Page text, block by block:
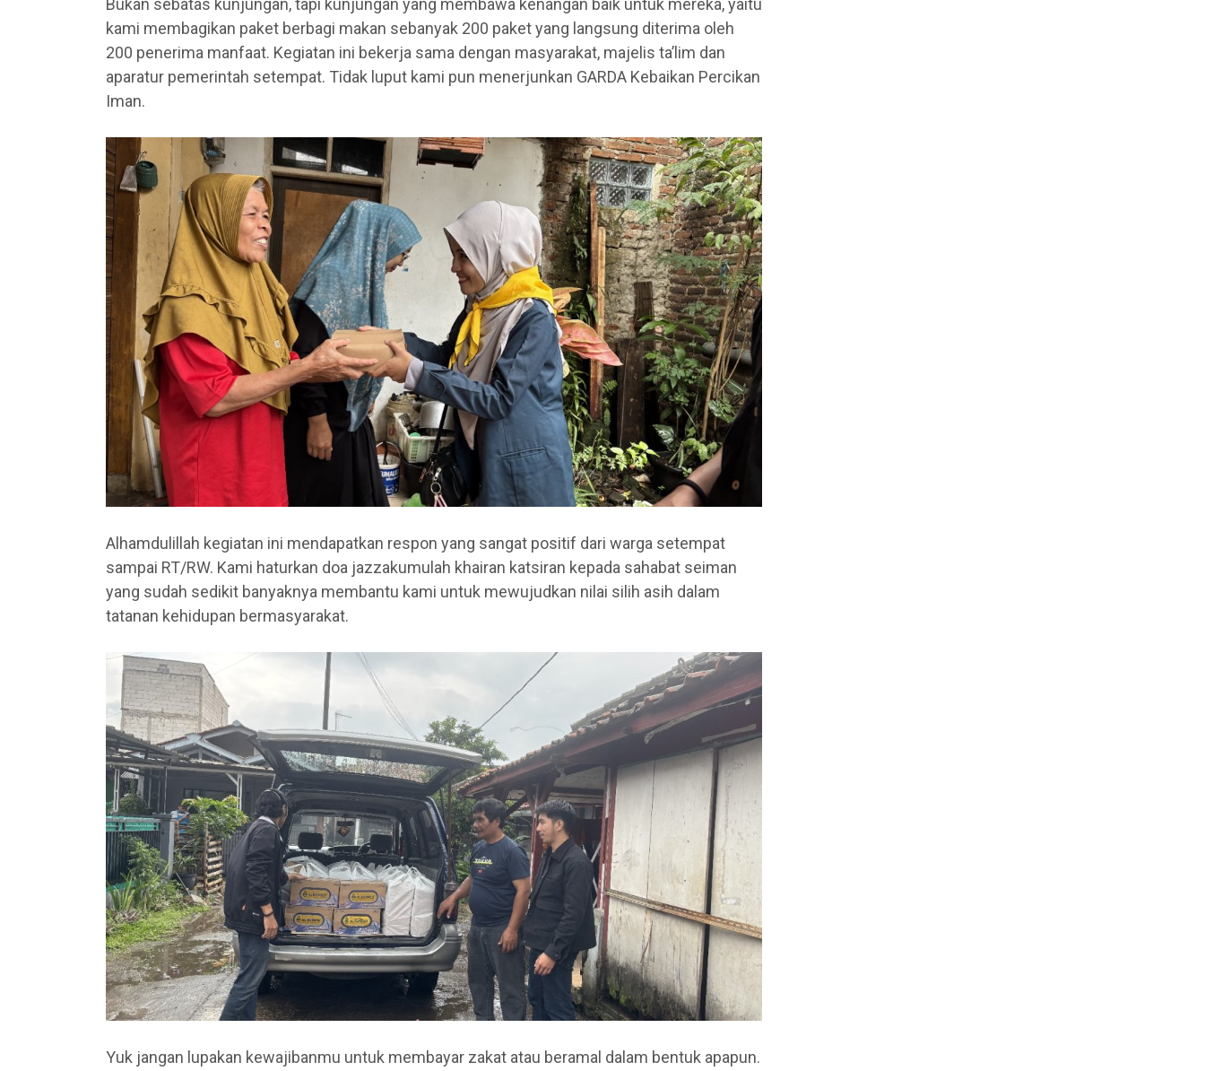
Bukan sebatas kunjungan, tapi kunjungan yang membawa kenangan baik untuk mereka, yaitu
kami membagikan paket berbagi makan sebanyak 200 paket yang langsung diterima oleh
200 penerima manfaat. Kegiatan ini bekerja sama dengan masyarakat, majelis ta’lim dan
aparatur pemerintah setempat. Tidak luput kami pun menerjunkan GARDA Kebaikan Percikan
Iman.
Alhamdulillah kegiatan ini mendapatkan respon yang sangat positif dari warga setempat
sampai RT/RW. Kami haturkan doa jazzakumulah khairan katsiran kepada sahabat seiman
yang sudah sedikit banyaknya membantu kami untuk mewujudkan nilai silih asih dalam
tatanan kehidupan bermasyarakat.
Yuk jangan lupakan kewajibanmu untuk membayar zakat atau beramal dalam bentuk apapun.